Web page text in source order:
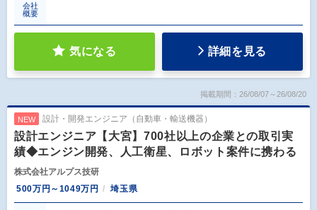
会社
概要
気になる 詳細を見る
掲載期間：26/08/07～26/08/20
NEW 設計・開発エンジニア（自動車・輸送機器）
設計エンジニア【大宮】700社以上の企業との取引実
績◆エンジン開発、人工衛星、ロボット案件に携わる
株式会社アルプス技研
500万円～1049万円
埼玉県